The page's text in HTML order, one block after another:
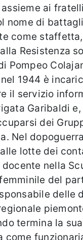
ai
nome di
come
Resistenza
Pompeo
nel 1944 è
il servizio
Garibaldi
dei
Nel dopoguerra
lotte dei
nella
del
delle
termina la sua
come